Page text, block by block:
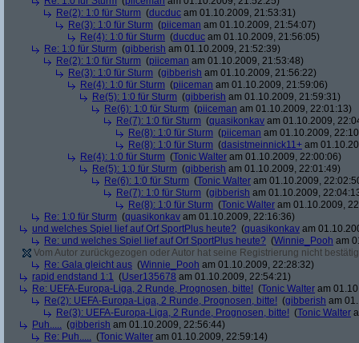
Re(2): 1:0 für Sturm (ducduc am 01.10.2009, 21:53:31)
Re(3): 1:0 für Sturm (piiceman am 01.10.2009, 21:54:07)
Re(4): 1:0 für Sturm (ducduc am 01.10.2009, 21:56:05)
Re: 1:0 für Sturm (gibberish am 01.10.2009, 21:52:39)
Re(2): 1:0 für Sturm (piiceman am 01.10.2009, 21:53:48)
Re(3): 1:0 für Sturm (gibberish am 01.10.2009, 21:56:22)
Re(4): 1:0 für Sturm (piiceman am 01.10.2009, 21:59:06)
Re(5): 1:0 für Sturm (gibberish am 01.10.2009, 21:59:31)
Re(6): 1:0 für Sturm (piiceman am 01.10.2009, 22:01:13)
Re(7): 1:0 für Sturm (quasikonkav am 01.10.2009,
Re(8): 1:0 für Sturm (piiceman am 01.10.2009,
Re(8): 1:0 für Sturm (dasistmeinnick11+ am
Re(4): 1:0 für Sturm (Tonic Walter am 01.10.2009, 22:00:06)
Re(5): 1:0 für Sturm (gibberish am 01.10.2009, 22:01:49)
Re(6): 1:0 für Sturm (Tonic Walter am 01.10.2009,
Re(7): 1:0 für Sturm (gibberish am 01.10.2009,
Re(8): 1:0 für Sturm (Tonic Walter am 01.10.2009,
Re: 1:0 für Sturm (quasikonkav am 01.10.2009, 22:16:36)
und welches Spiel lief auf Orf SportPlus heute? (quasikonkav am
Re: und welches Spiel lief auf Orf SportPlus heute? (Winnie_Pooh am
Vom Autor zurückgezogen oder Autor hat seine Registrierung nicht
Re: Gala gleicht aus (Winnie_Pooh am 01.10.2009, 22:28:32)
rapid endstand 1:1 (User135678 am 01.10.2009, 22:54:21)
Re: UEFA-Europa-Liga, 2 Runde, Prognosen, bitte! (Tonic Walter am
Re(2): UEFA-Europa-Liga, 2 Runde, Prognosen, bitte! (gibberish am
Re(3): UEFA-Europa-Liga, 2 Runde, Prognosen, bitte! (Tonic Walter
Puh..... (gibberish am 01.10.2009, 22:56:44)
Re: Puh..... (Tonic Walter am 01.10.2009, 22:59:14)